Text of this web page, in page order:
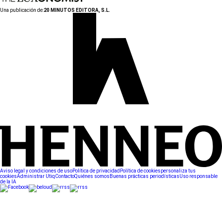
Una publicación de:20 MINUTOS EDITORA, S.L.
Aviso legal y condiciones de usoPolítica de privacidad Política de cookiespersonaliza tus
cookiesAdministrar UtiqContactoQuiénes somos Buenas prácticas periodísticasUso responsable
de la IA